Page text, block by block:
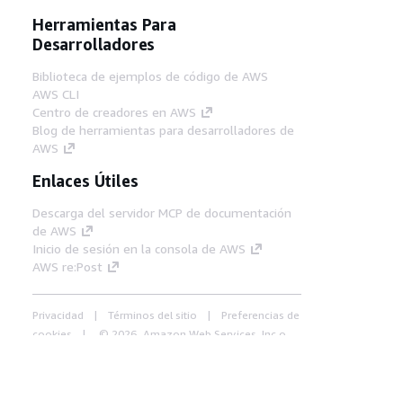
Herramientas Para
Desarrolladores
Biblioteca de ejemplos de código de AWS
AWS CLI
Centro de creadores en AWS
Blog de herramientas para desarrolladores de
AWS
Enlaces Útiles
Descarga del servidor MCP de documentación
de AWS
Inicio de sesión en la consola de AWS
AWS re:Post
Privacidad Términos del sitio
Preferencias de
cookies
© 2026, Amazon Web Services, Inc o